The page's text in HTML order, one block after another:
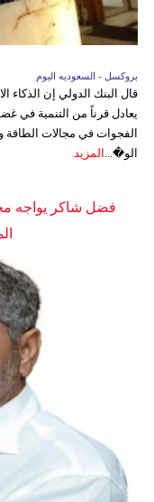
بروكسل - السعوديه اليوم
قال البنك الدولي إن الذكاء
يعادل قرناً من التنمية
الفجوات في مجالات الطاقة
الو�...
المزيد
فضل شاكر يواجه